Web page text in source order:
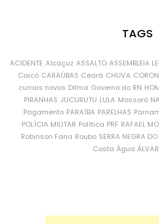
TAGS
ACIDENTE Alcaçuz ASSALTO ASSEMBLEIA
Caicó CARAÚBAS Ceará CHUVA
currais novos Dilma Governo do RN
PIRANHAS JUCURUTU LULA Mossoró
Pagamento PARAÍBA PARELHAS
POLÍCIA MILITAR Política PRF RAFAEL
Robinson Faria Roubo SERRA NEGRA
Costa Água